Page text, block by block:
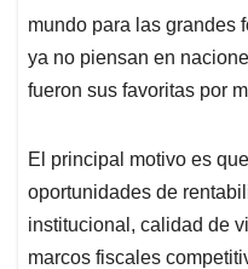
p
k
n
mundo para las grandes
ya no piensan en
fueron sus favoritas por
El principal motivo es
oportunidades de
institucional, calidad de
marcos fiscales